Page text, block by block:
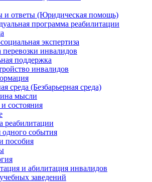
и ответы (Юридическая помощь)
программа реабилитации
экспертиза
инвалидов
поддержка
инвалидов
среда (Безбарьерная среда)
мысли
состояния
реабилитации
одного события
пособия
и абилитация инвалидов
заведений